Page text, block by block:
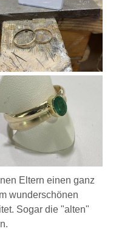
Eltern einen ganz
wunderschönen
Sogar die "alten"